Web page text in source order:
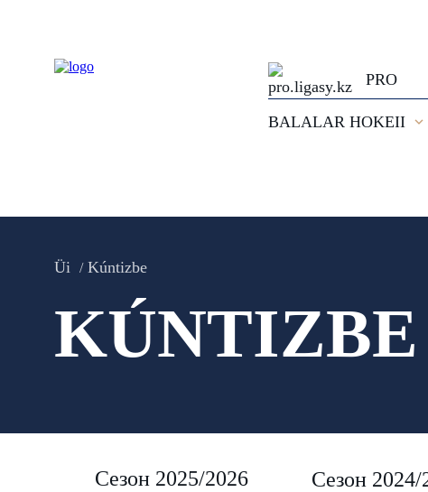
PRO
BALALAR HOKEII
Üi Kúntizbe
KÚNTIZBE
Сезон 2025/2026 Сезон 2024/